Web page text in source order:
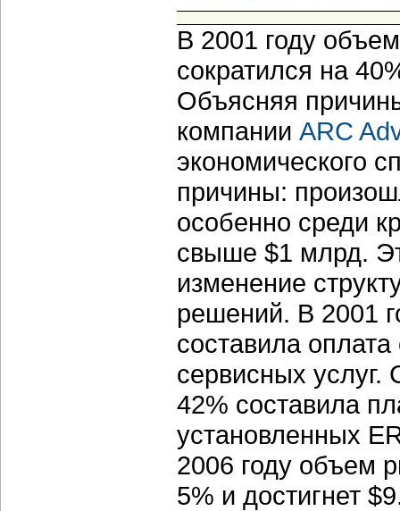
В 2001 году
сократился на
Объясняя
компании ARC
экономического
причины:
особенно среди
свыше $1 млрд.
изменение
решений. В 2001
составила
сервисных услуг.
42% составила
установленных
2006 году объем
5% и достигнет